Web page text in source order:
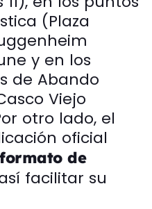
(Plaza
y en los
de Abando
Viejo
otro lado, el
oficial
formato de
facilitar su